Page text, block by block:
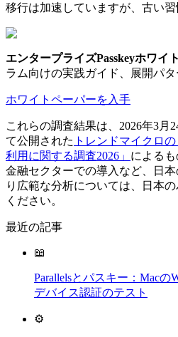
移行は加速していますが、古い習
エンタープライズPasskeyホワイ
ラム向けの実践ガイド、展開パタ
ホワイトペーパーを入手
これらの調査結果は、2026年3月
て公開された トレンドマイクロ
利用に関する調査2026」 による
金融セクターでの導入など、日
り広範な分析については、日本
ください。
最近の記事
📖
Parallelsとパスキー：Macの
デバイス認証のテスト
⚙️